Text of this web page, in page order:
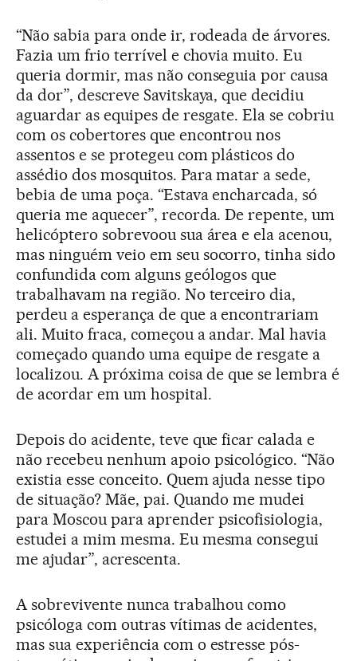
“Não sabia para onde ir, rodeada de árvores.
Fazia um frio terrível e chovia muito. Eu
queria dormir, mas não conseguia por causa
da dor”, descreve Savitskaya, que decidiu
aguardar as equipes de resgate. Ela se cobriu
com os cobertores que encontrou nos
assentos e se protegeu com plásticos do
assédio dos mosquitos. Para matar a sede,
bebia de uma poça. “Estava encharcada, só
queria me aquecer”, recorda. De repente, um
helicóptero sobrevoou sua área e ela acenou,
mas ninguém veio em seu socorro, tinha sido
confundida com alguns geólogos que
trabalhavam na região. No terceiro dia,
perdeu a esperança de que a encontrariam
ali. Muito fraca, começou a andar. Mal havia
começado quando uma equipe de resgate a
localizou. A próxima coisa de que se lembra é
de acordar em um hospital.
Depois do acidente, teve que ficar calada e
não recebeu nenhum apoio psicológico. “Não
existia esse conceito. Quem ajuda nesse tipo
de situação? Mãe, pai. Quando me mudei
para Moscou para aprender psicofisiologia,
estudei a mim mesma. Eu mesma consegui
me ajudar”, acrescenta.
A sobrevivente nunca trabalhou como
psicóloga com outras vítimas de acidentes,
mas sua experiência com o estresse pós-